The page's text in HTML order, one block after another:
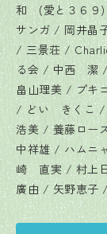
和 (愛と３６９
サンガ / 岡井晶
/ 三景荘 /
る会 / 中西 潔
畠山理美 / プキ
/ どい きくこ /
浩美 / 養藤ロー
中祥雄 / ハムニ
崎 直実 / 村上
廣由 / 矢野恵子